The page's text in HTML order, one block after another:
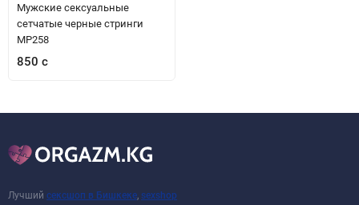
Мужские сексуальные
сетчатые черные стринги
MP258
850 с
Лучший сексшоп в Бишкеке sexshop